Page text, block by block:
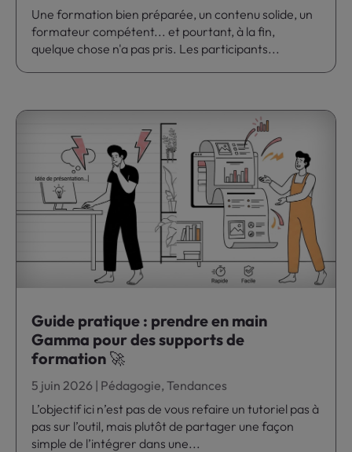
Une formation bien préparée, un contenu solide, un
formateur compétent... et pourtant, à la fin,
quelque chose n'a pas pris. Les participants...
Guide pratique : prendre en main
Gamma pour des supports de
formation 🚀
5 juin 2026 | Pédagogie,Tendances
L’objectif ici n’est pas de vous refaire un tutoriel pas à
pas sur l’outil, mais plutôt de partager une façon
simple de l’intégrer dans une...